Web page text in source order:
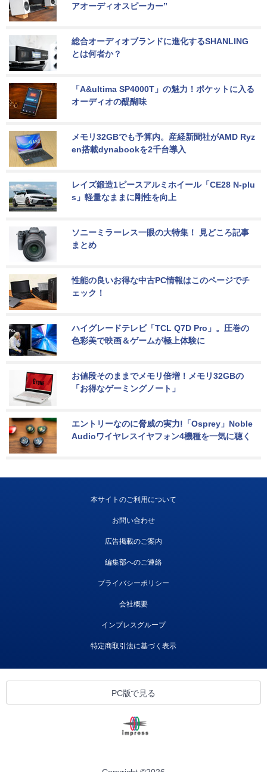
アオーディオスピーカー”
総合オーディオブランドに進化するSHANLING
とは何者か？
「A&ultima SP4000T」の魅力！ポケットに入る
オーディオの醍醐味
メモリ32GBでも予算内。産経新聞社がAMD Ryz
en搭載dynabookを2千台導入
レイズ鍛造1ピースアルミホイール「CE28 N-plu
s」軽量なままに剛性を向上
ソニーミラーレス一眼の大特集！ 見どころ記事
まとめ
性能の良いお得な中古PC情報はこのページでチ
ェック！
ハイグレードテレビ「TCL Q7D Pro」。圧巻の
色彩美で映画＆ゲームが極上体験に
お値段そのままでメモリ倍増！メモリ32GBの
「お得なゲーミングノート」
エントリーなのに脅威の実力!「Osprey」Noble
Audioワイヤレスイヤフォン4機種を一気に聴く
本サイトのご利用について
お問い合わせ
広告掲載のご案内
編集部へのご連絡
プライバシーポリシー
会社概要
インプレスグループ
特定商取引法に基づく表示
PC版で見る